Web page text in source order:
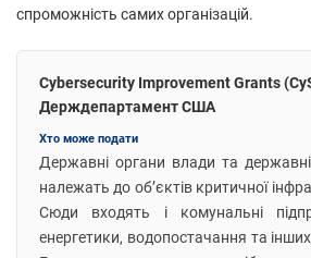
спроможність самих організацій.
Cybersecurity Improvement Grants
Держдепартамент США
Хто може подати
Державні органи влади та
належать до об’єктів критичної
Сюди входять і комунальні
енергетики, водопостачання та